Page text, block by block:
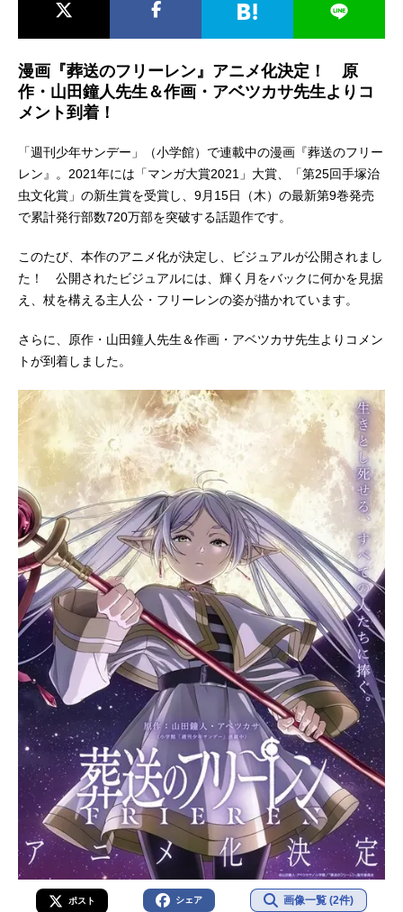
男性声優/女性声優一覧
漫画『葬送のフリーレン』アニメ化決定！ 原
作・山田鐘人先生＆作画・アベツカサ先生よりコ
メント到着！
「週刊少年サンデー」（小学館）で連載中の漫画『葬送のフリー
レン』。2021年には「マンガ大賞2021」大賞、「第25回手塚治
虫文化賞」の新生賞を受賞し、9月15日（木）の最新第9巻発売
で累計発行部数720万部を突破する話題作です。
このたび、本作のアニメ化が決定し、ビジュアルが公開されまし
た！ 公開されたビジュアルには、輝く月をバックに何かを見据
え、杖を構える主人公・フリーレンの姿が描かれています。
さらに、原作・山田鐘人先生＆作画・アベツカサ先生よりコメン
トが到着しました。
ポスト シェア 画像一覧 (2件)